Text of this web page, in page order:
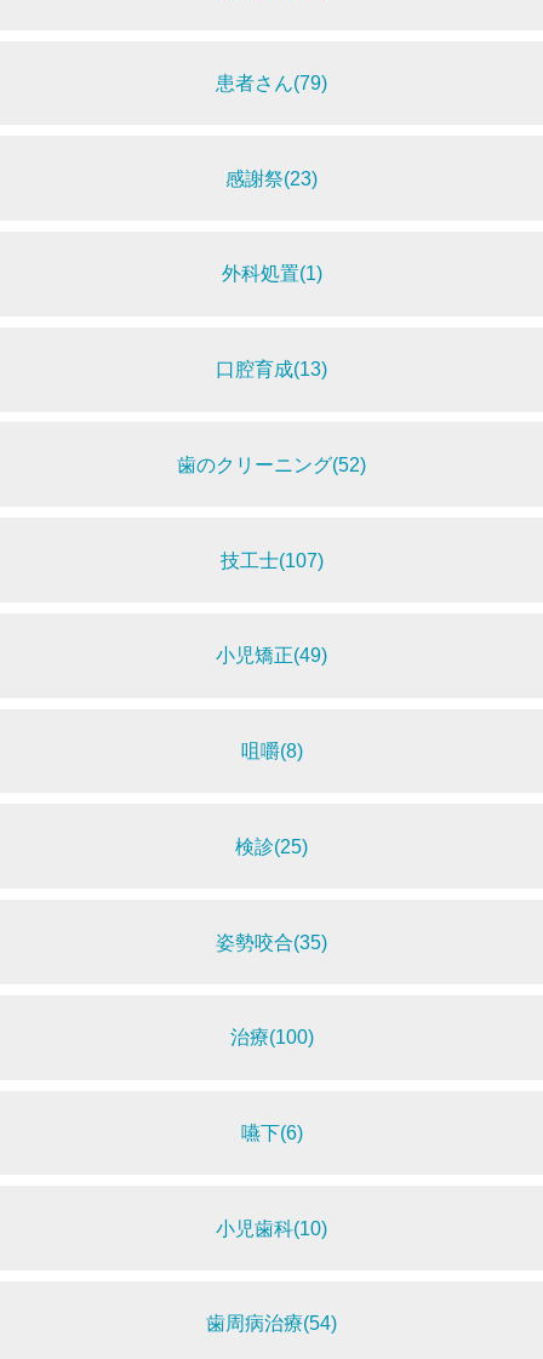
患者さん(79)
感謝祭(23)
外科処置(1)
口腔育成(13)
歯のクリーニング(52)
技工士(107)
小児矯正(49)
咀嚼(8)
検診(25)
姿勢咬合(35)
治療(100)
嚥下(6)
小児歯科(10)
歯周病治療(54)